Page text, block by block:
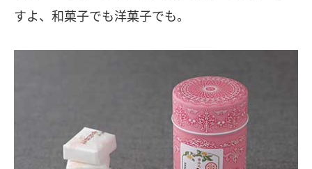
すよ、和菓子でも洋菓子でも。